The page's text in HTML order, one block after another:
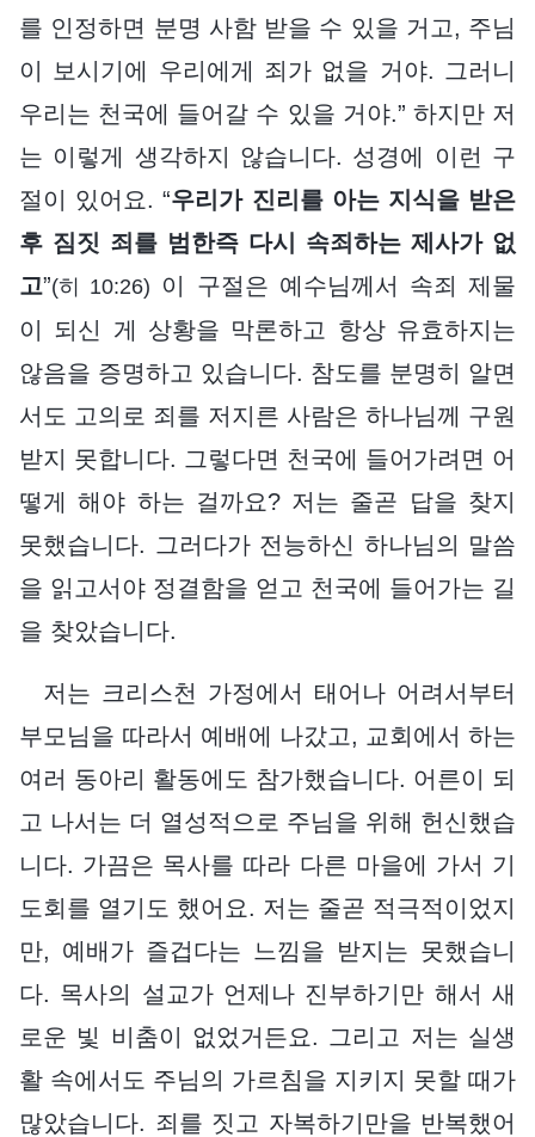
를 인정하면 분명 사함 받을 수 있을 거고, 주님
이 보시기에 우리에게 죄가 없을 거야. 그러니
우리는 천국에 들어갈 수 있을 거야.” 하지만 저
는 이렇게 생각하지 않습니다. 성경에 이런 구
절이 있어요. “우리가 진리를 아는 지식을 받은
후 짐짓 죄를 범한즉 다시 속죄하는 제사가 없
고”(히 10:26) 이 구절은 예수님께서 속죄 제물
이 되신 게 상황을 막론하고 항상 유효하지는
않음을 증명하고 있습니다. 참도를 분명히 알면
서도 고의로 죄를 저지른 사람은 하나님께 구원
받지 못합니다. 그렇다면 천국에 들어가려면 어
떻게 해야 하는 걸까요? 저는 줄곧 답을 찾지
못했습니다. 그러다가 전능하신 하나님의 말씀
을 읽고서야 정결함을 얻고 천국에 들어가는 길
을 찾았습니다.
저는 크리스천 가정에서 태어나 어려서부터
부모님을 따라서 예배에 나갔고, 교회에서 하는
여러 동아리 활동에도 참가했습니다. 어른이 되
고 나서는 더 열성적으로 주님을 위해 헌신했습
니다. 가끔은 목사를 따라 다른 마을에 가서 기
도회를 열기도 했어요. 저는 줄곧 적극적이었지
만, 예배가 즐겁다는 느낌을 받지는 못했습니
다. 목사의 설교가 언제나 진부하기만 해서 새
로운 빛 비춤이 없었거든요. 그리고 저는 실생
활 속에서도 주님의 가르침을 지키지 못할 때가
많았습니다. 죄를 짓고 자복하기만을 반복했어